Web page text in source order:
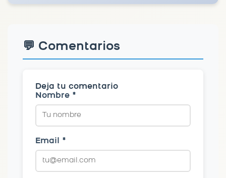
💬 Comentarios
Deja tu comentario
Nombre *
Email *